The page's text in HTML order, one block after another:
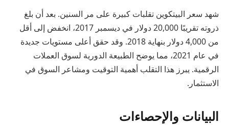
شهد سعر البيتكوين تقلبات كبيرة على مر السنين. بعد أن بلغ
ذروته تقريبًا 20,000 دولار في ديسمبر 2017، انخفض إلى أقل
من 4,000 دولار بنهاية 2018. وقد حقق أعلى مستويات جديدة
في عام 2021، مما يوضح الطبيعة الدورية لسوق العملات
الرقمية. يبرز هذا التقلب أهمية التوقيت ومشاعر السوق في
الاستثمار.
البيانات والإحصاءات